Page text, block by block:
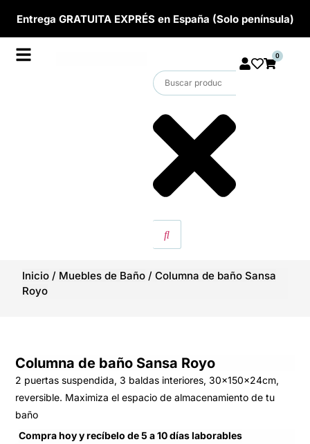
Entrega GRATUITA EXPRÉS en España (Solo península)
0
Inicio / Muebles de Baño /Columna de baño Sansa
Royo
Columna de baño Sansa Royo
2 puertas suspendida, 3 baldas interiores, 30x150x24cm,
reversible. Maximiza el espacio de almacenamiento de tu
baño
Compra hoy y recíbelo de 5 a 10 días laborables